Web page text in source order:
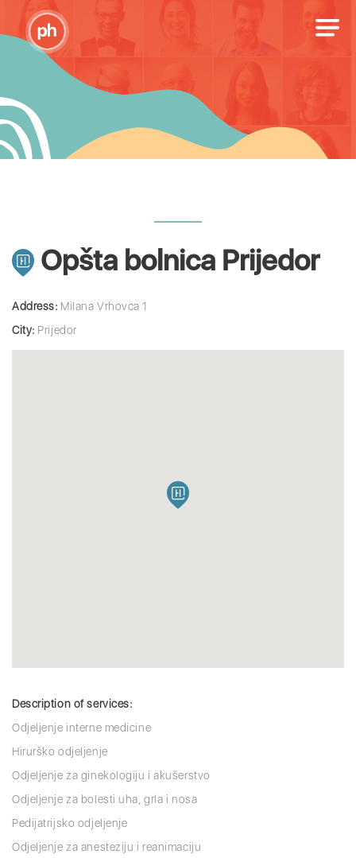
Opšta bolnica Prijedor
Address: Milana Vrhovca 1
City: Prijedor
Description of services:
Odjeljenje interne medicine
Hirurško odjeljenje
Odjeljenje za ginekologiju i akušerstvo
Odjeljenje za bolesti uha, grla i nosa
Pedijatrijsko odjeljenje
Odjeljenje za anesteziju i reanimaciju